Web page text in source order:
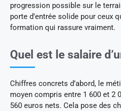
progression possible sur le
porte d’entrée solide pour ceux
formation qui rassure vraiment.
Quel est le salaire
Chiffres concrets d’abord, le
moyen compris entre 1 600 et 2
560 euros nets. Cela pose des